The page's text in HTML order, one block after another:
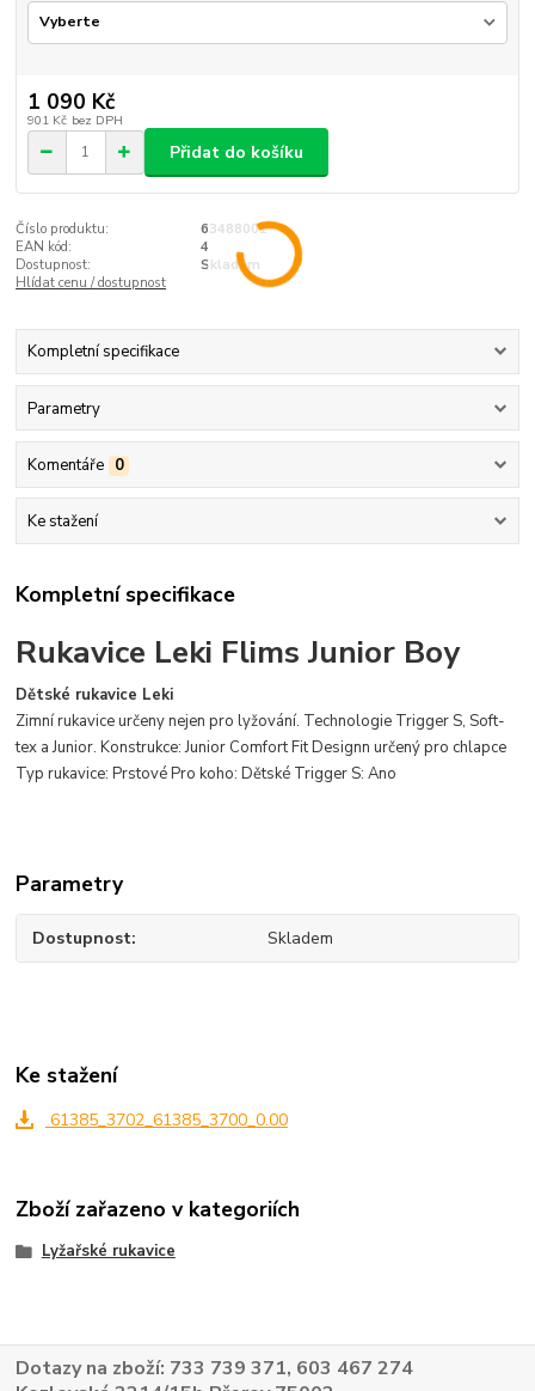
1 090 Kč
901 Kč bez DPH
Přidat do košíku
Číslo produktu:
63488001
EAN kód:
4
Dostupnost:
Skladem
Hlídat cenu / dostupnost
Kompletní specifikace
Parametry
Komentáře 0
Ke stažení
Kompletní specifikace
Rukavice Leki Flims Junior Boy
Dětské rukavice Leki
Zimní rukavice určeny nejen pro lyžování. Technologie Trigger S, Soft-
tex a Junior.Konstrukce: Junior Comfort Fit Designn určený pro chlapce
Typ rukavice: Prstové Pro koho: Dětské Trigger S: Ano
Parametry
Dostupnost Skladem
Ke stažení
61385_3702_61385_3700_0.00
Zboží zařazeno v kategoriích
Lyžařské rukavice
Dotazy na zboží: 733 739 371, 603 467 274